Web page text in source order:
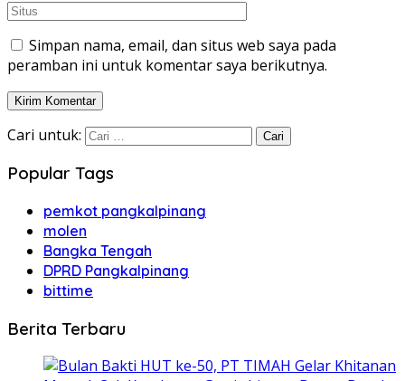
Simpan nama, email, dan situs web saya pada
peramban ini untuk komentar saya berikutnya.
Cari untuk:
Popular Tags
pemkot pangkalpinang
molen
Bangka Tengah
DPRD Pangkalpinang
bittime
Berita Terbaru